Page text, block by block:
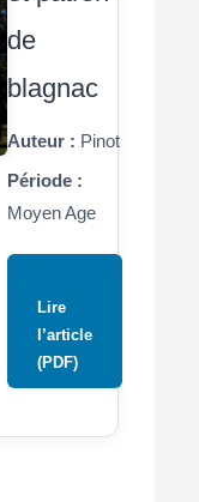
de
blagnac
Auteur : Pinot
Période :
Moyen Age
Lire
l’article
(PDF)